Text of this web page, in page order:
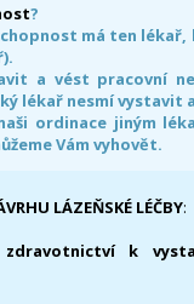
?
má ten
a vést pracovní
lékař nesmí
ordinace jiným
Vám vyhovět.
LÁZEŇSKÉ LÉČBY:
k